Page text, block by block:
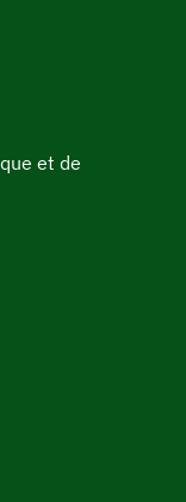
et de